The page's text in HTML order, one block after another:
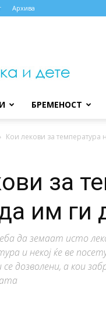
Архива
БРЕМЕНОСТ
Кои лекови за температура
за
им ги
да земаат исто
и некој ќе ве
се дозволени, а кои